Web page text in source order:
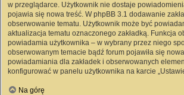
w przeglądarce. Użytkownik nie dostaje
pojawia się nowa treść. W phpBB 3.1 dodawanie
obserwowanie tematu. Użytkownik może być
aktualizacja tematu oznaczonego zakładką. Funkcja
powiadamia użytkownika – w wybrany przez niego
obserwowanym temacie bądź forum pojawiła się
powiadamiania dla zakładek i obserwowanych
konfigurować w panelu użytkownika na karcie
Na górę